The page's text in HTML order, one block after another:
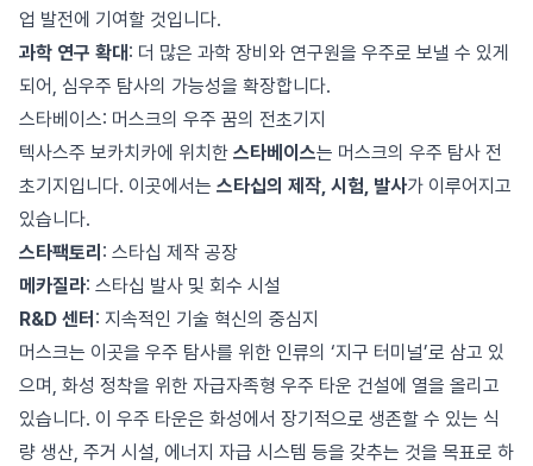
업 발전에 기여할 것입니다.
과학 연구 확대: 더 많은 과학 장비와 연구원을 우주로 보낼 수 있게
되어, 심우주 탐사의 가능성을 확장합니다.
스타베이스: 머스크의 우주 꿈의 전초기지
텍사스주 보카치카에 위치한 스타베이스는 머스크의 우주 탐사 전
초기지입니다. 이곳에서는 스타십의 제작, 시험, 발사가 이루어지고
있습니다.
스타팩토리 : 스타십 제작 공장
메카질라: 스타십 발사 및 회수 시설
R&D 센터 : 지속적인 기술 혁신의 중심지
머스크는 이곳을 우주 탐사를 위한 인류의 ‘지구 터미널’로 삼고 있
으며, 화성 정착을 위한 자급자족형 우주 타운 건설에 열을 올리고
있습니다. 이 우주 타운은 화성에서 장기적으로 생존할 수 있는 식
량 생산, 주거 시설, 에너지 자급 시스템 등을 갖추는 것을 목표로 하